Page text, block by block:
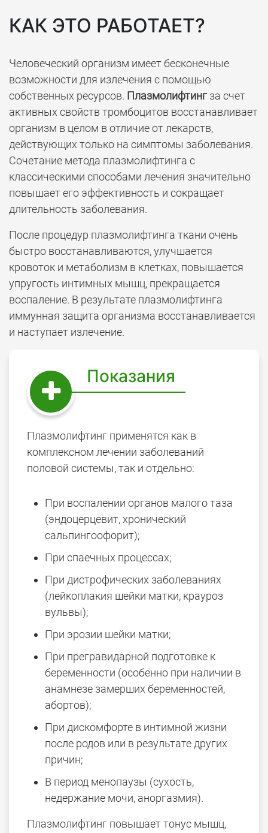
КАК ЭТО РАБОТАЕТ?
Человеческий организм имеет бесконечные
возможности для излечения с помощью
собственных ресурсов. Плазмолифтинг за счет
активных свойств тромбоцитов восстанавливает
организм в целом в отличие от лекарств,
действующих только на симптомы заболевания.
Сочетание метода плазмолифтинга с
классическими способами лечения значительно
повышает его эффективность и сокращает
длительность заболевания.
После процедур плазмолифтинга ткани очень
быстро восстанавливаются, улучшается
кровоток и метаболизм в клетках, повышается
упругость интимных мышц, прекращается
воспаление. В результате плазмолифтинга
иммунная защита организма восстанавливается
и наступает излечение.
Показания
Плазмолифтинг применятся как в
комплексном лечении заболеваний
половой системы, так и отдельно:
При воспалении органов малого таза
(эндоцерцевит, хронический
сальпингоофорит);
При спаечных процессах;
При дистрофических заболеваниях
(лейкоплакия шейки матки, крауроз
вульвы);
При эрозии шейки матки;
При прегравидарной подготовке к
беременности (особенно при наличии в
анамнезе замерших беременностей,
абортов);
При дискомфорте в интимной жизни
после родов или в результате других
причин;
В период менопаузы (сухость,
недержание мочи, аноргазмия).
Плазмолифтинг повышает тонус мышц,